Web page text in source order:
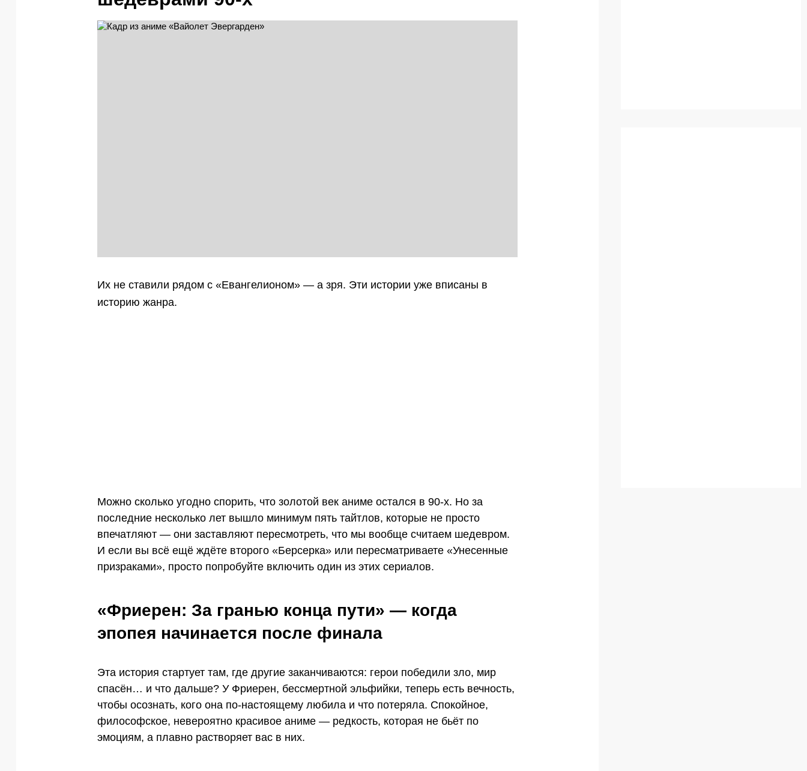
Их не ставили рядом с «Евангелионом» — а зря. Эти истории уже вписаны в
историю жанра.
Можно сколько угодно спорить, что золотой век аниме остался в 90-х. Но за
последние несколько лет вышло минимум пять тайтлов, которые не просто
впечатляют — они заставляют пересмотреть, что мы вообще считаем шедевром.
И если вы всё ещё ждёте второго «Берсерка» или пересматриваете «Унесенные
призраками», просто попробуйте включить один из этих сериалов.
«Фриерен: За гранью конца пути» — когда
эпопея начинается после финала
Эта история стартует там, где другие заканчиваются: герои победили зло, мир
спасён… и что дальше? У Фриерен, бессмертной эльфийки, теперь есть вечность,
чтобы осознать, кого она по-настоящему любила и что потеряла. Спокойное,
философское, невероятно красивое аниме — редкость, которая не бьёт по
эмоциям, а плавно растворяет вас в них.